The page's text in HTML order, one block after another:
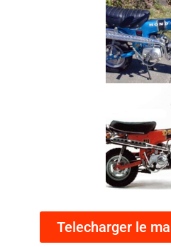
Telecharger le